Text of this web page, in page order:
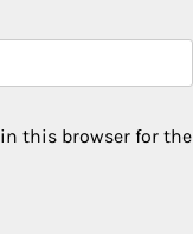
this browser for the